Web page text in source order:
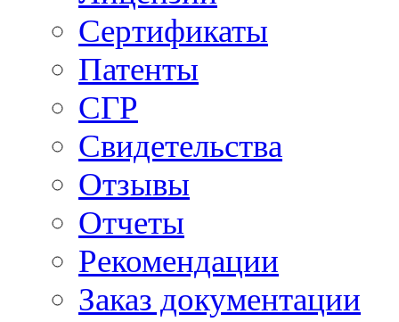
Сертификаты
Патенты
СГР
Свидетельства
Отзывы
Отчеты
Рекомендации
Заказ документации